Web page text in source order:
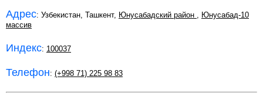
Адрес: Узбекистан, Ташкент, Юнусабадский район , Юнусабад-10
массив
Индекс: 100037
Телефон: (+998 71) 225 98 83